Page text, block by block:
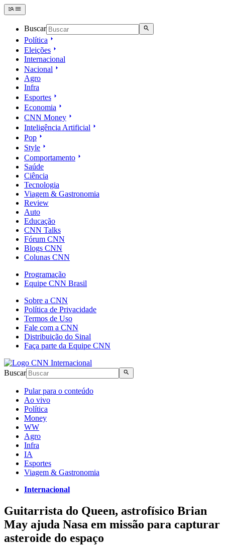
Buscar
Política
Eleições
Internacional
Nacional
Agro
Infra
Esportes
Economia
CNN Money
Inteligência Artificial
Pop
Style
Comportamento
Saúde
Ciência
Tecnologia
Viagem & Gastronomia
Review
Auto
Educação
CNN Talks
Fórum CNN
Blogs CNN
Colunas CNN
Programação
Equipe CNN Brasil
Sobre a CNN
Política de Privacidade
Termos de Uso
Fale com a CNN
Distribuição do Sinal
Faça parte da Equipe CNN
Buscar
Pular para o conteúdo
Ao vivo
Política
Money
WW
Agro
Infra
IA
Esportes
Viagem & Gastronomia
Internacional
Guitarrista do Queen, astrofísico Brian
May ajuda Nasa em missão para capturar
asteroide do espaço